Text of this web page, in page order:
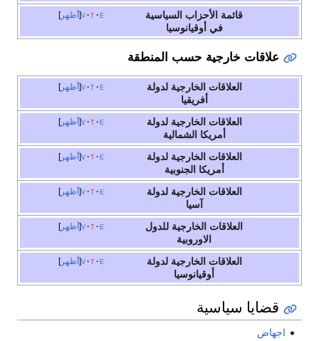
أظهر v t e
قائمة الأحزاب السياسية
في أوقيانوسيا
علاقات خارجية حسب المنطقة
أظهر v t e
العلاقات الخارجية لدولة
أفريقيا
أظهر v t e
العلاقات الخارجية لدولة
أمريكا الشمالية
أظهر v t e
العلاقات الخارجية لدولة
أمريكا الجنوبية
أظهر v t e
العلاقات الخارجية لدولة
آسيا
أظهر v t e
العلاقات الخارجية للدول
الاوروبية
أظهر v t e
العلاقات الخارجية لدولة
أوقيانوسيا
قضايا سياسية
اجهاض